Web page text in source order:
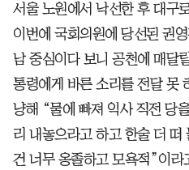
서울 노원에서 낙선한 후 대구
이번에 국회의원에 당선된 권
남 중심이다 보니 공천에 매달
통령에게 바른 소리를 전달 못
냥해 “물에 빠져 익사 직전 당
리 내놓으라고 하고 한술 더 떠
건 너무 옹졸하고 모욕적”이라